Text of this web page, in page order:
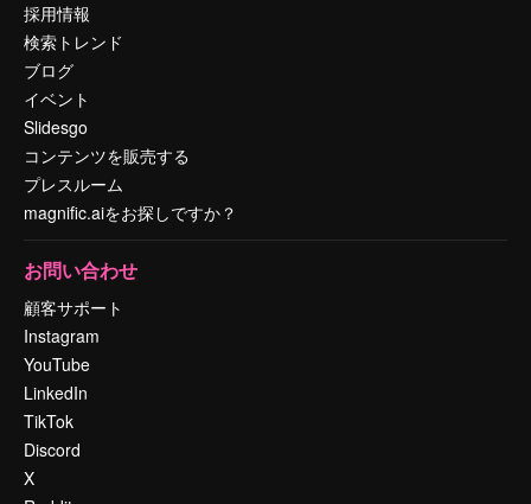
採用情報
検索トレンド
ブログ
イベント
Slidesgo
コンテンツを販売する
プレスルーム
magnific.aiをお探しですか？
お問い合わせ
顧客サポート
Instagram
YouTube
LinkedIn
TikTok
Discord
X